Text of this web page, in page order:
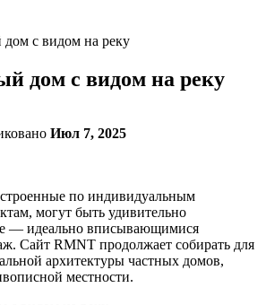
с видом на реку
дом с видом на реку
Июл 7, 2025
по индивидуальным
могут быть удивительно
— идеально вписывающимися
Сайт RMNT продолжает собирать для
архитектуры частных домов,
местности.